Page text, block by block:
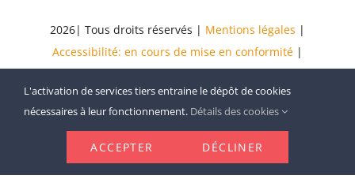
2026| Tous droits réservés | Mentions légales |
Accessibilité: en cours de mise en conformité |
Schéma pluriannuel de mise en accessibilité|Plan
du site
L'activation de services tiers entraine le dépôt de cookies
nécessaires à leur fonctionnement. Détails des cookies
ACCEPTER DÉCLINER